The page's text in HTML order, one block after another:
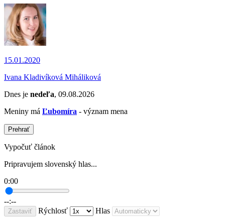
15.01.2020
Ivana Kladivíková Miháliková
Dnes je nedeľa, 09.08.2026
Meniny má Ľubomíra - význam mena
Prehrať
Vypočuť článok
Pripravujem slovenský hlas...
0:00
--:--
Zastaviť Rýchlosť Hlas